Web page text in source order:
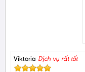
Viktoria Dịch vụ rất tốt